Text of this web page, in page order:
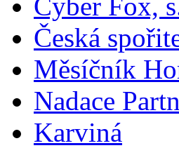
Česká
Měsíčník
Nadace
Karviná